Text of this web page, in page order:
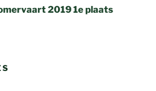
2019 1e plaats